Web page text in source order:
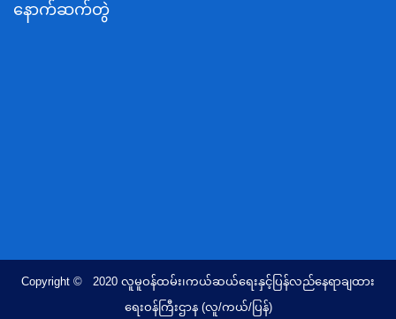
အလုပ်သမား၊လူဝင်မှုကြီးကြပ်ရေးနှင့်ပြည်သူ့အင်အား
တိုင်းရင်းသားလူမျိုးရေးရာဝန်ကြီးဌာန
ပြည်ထောင်စုရာထူးဝန်အဖွဲ့ရုံး
နောက်ဆက်တွဲ
Copyright © 2020 လူမူဝန်ထမ်း၊ကယ်ဆယ်ရေးနှင့်ပြန်လည်နေရာချထား
ရေးဝန်ကြီးဌာန (လူ/ကယ်/ပြန်)